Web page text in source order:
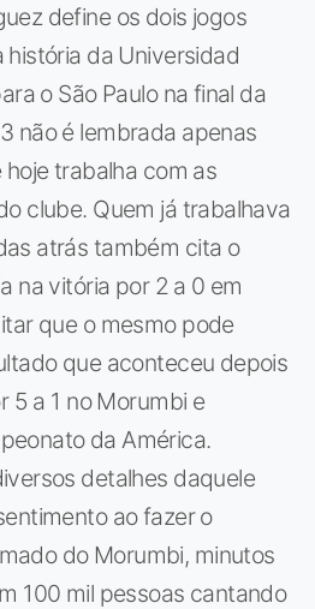
define os dois jogos
da Universidad
o São Paulo na final da
não é lembrada apenas
trabalha com as
clube. Quem já trabalhava
atrás também cita o
na vitória por 2 a 0 em
que o mesmo pode
que aconteceu depois
5 a 1 no Morumbi e
da América.
detalhes daquele
ao fazer o
do Morumbi, minutos
100 mil pessoas cantando